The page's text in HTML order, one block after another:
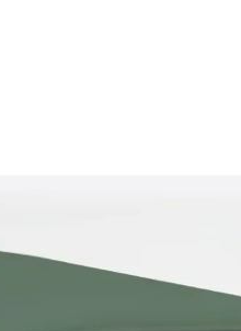
ve Özellikler
seçeneklerini keşfedin.